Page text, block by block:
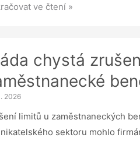
ve čtení »
chystá
2026
limitů u zaměstnaneckých
sektoru mohlo